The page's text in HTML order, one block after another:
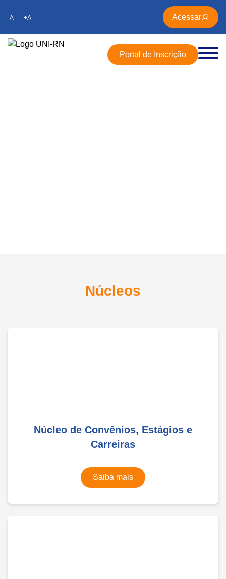
-A +A Acessar
Portal de Inscrição
Núcleos
Núcleo de Convênios, Estágios e
Carreiras
Saiba mais